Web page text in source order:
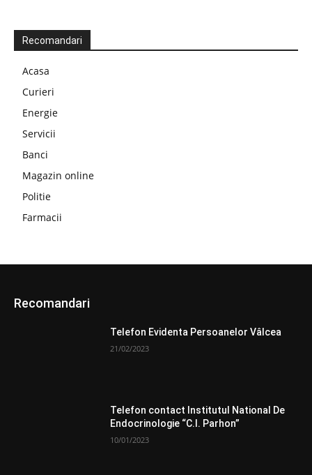
Recomandari
Acasa
Curieri
Energie
Servicii
Banci
Magazin online
Politie
Farmacii
Recomandari
Telefon Evidenta Persoanelor Vâlcea
21/02/2023
Telefon contact Institutul National De
Endocrinologie “C.I. Parhon”
10/01/2023